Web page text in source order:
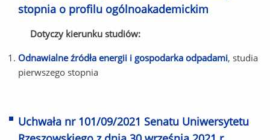
stopnia o profilu ogólnoakademickim
Dotyczy kierunku studiów:
Odnawialne źródła energii i gospodarka odpadami, studia
pierwszego stopnia
Uchwała nr 101/09/2021 Senatu Uniwersytetu